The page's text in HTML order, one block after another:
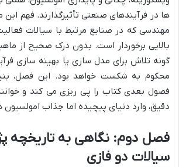
ها در فرآیندهای صنعتی تأثیرگذارند. فهم این
مهندسی که در صنایع مرتبط با سیالات
بالایی برخوردار است. بدون درک صحیح از
گونه تلاش برای مدل سازی یا بهینه سازی
محکوم به شکست خواهد بود. این فصل،
فصول بعدی کتاب را پی ریزی می کند و
دقیق، وارد دنیای پیچیده اما جذاب امولسیون
فصل دوم: نگاهی به تاریخچه
سیالات دو فازی